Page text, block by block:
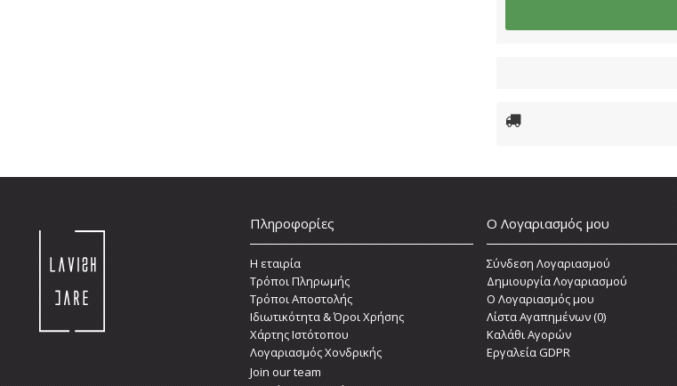
Πληροφορίες
Η εταιρία
Τρόποι Πληρωμής
Τρόποι Αποστολής
Ιδιωτικότητα & Όροι Χρήσης
Χάρτης Ιστότοπου
Λογαριασμός Χονδρικής
Join our team
Ο Λογαριασμός μου
Σύνδεση Λογαριασμού
Δημιουργία Λογαριασμού
O Λογαριασμός μου
Λίστα Αγαπημένων (0)
Καλάθι Αγορών
Εργαλεία GDPR